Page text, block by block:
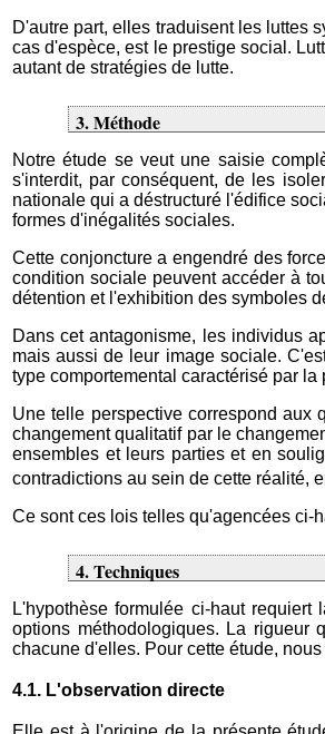
D'autre part, elles traduisent les luttes
cas d'espèce, est le prestige social.
autant de stratégies de lutte.
3. Méthode
Notre étude se veut une saisie
s'interdit, par conséquent, de les
nationale qui a déstructuré l'édifice
formes d'inégalités sociales.
Cette conjoncture a engendré des
condition sociale peuvent accéder à
détention et l'exhibition des symboles
Dans cet antagonisme, les individus
mais aussi de leur image sociale.
type comportemental caractérisé par la
Une telle perspective correspond
changement qualitatif par le
ensembles et leurs parties et en
contradictions au sein de cette réalité,
Ce sont ces lois telles qu'agencées ci-
4. Techniques
L'hypothèse formulée ci-haut
options méthodologiques. La rigueur
chacune d'elles. Pour cette étude,
4.1. L'observation directe